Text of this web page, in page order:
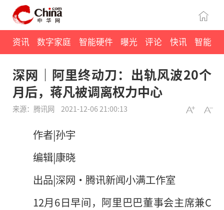
资讯 数字家庭 智能硬件 曝光 评论 快讯 智能
深网｜阿里终动刀：出轨风波20个
月后，蒋凡被调离权力中心
来源：腾讯网 2021-12-06 21:00:13
作者|孙宇
编辑|康晓
出品|深网·腾讯新闻小满工作室
12月6日早间，阿里巴巴董事会主席兼C